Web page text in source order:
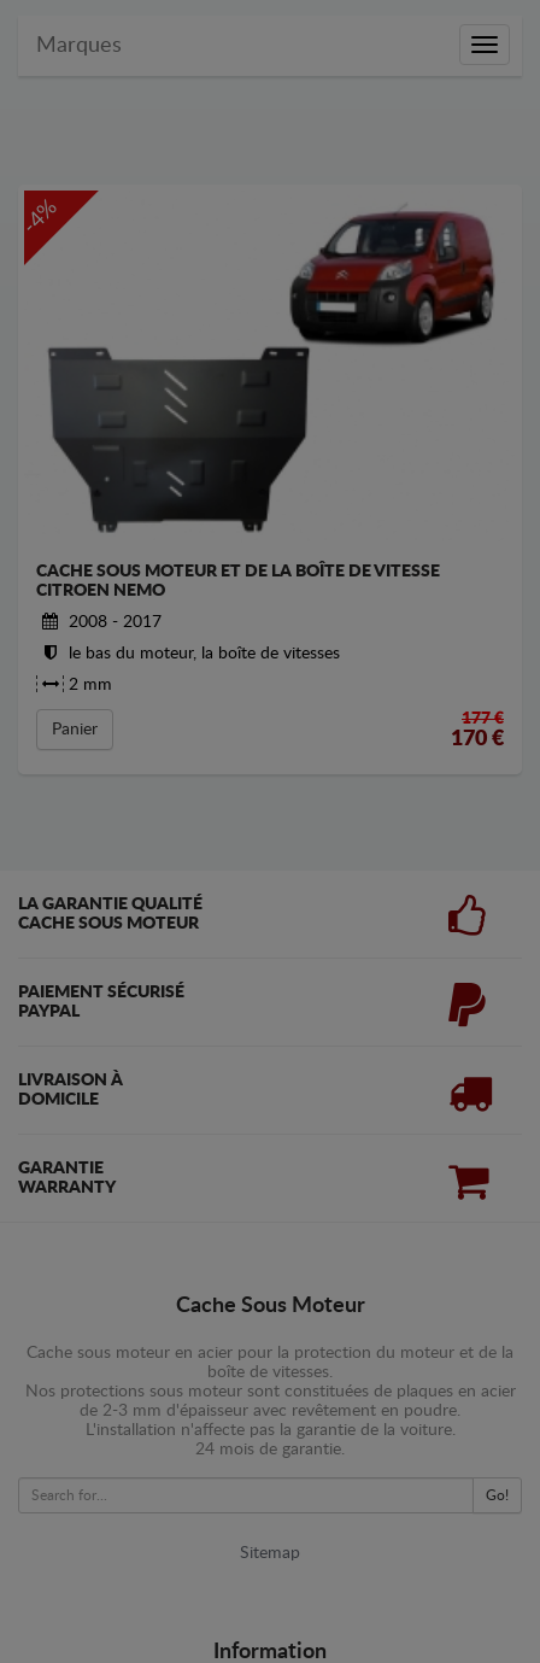
Marques
-4%
CACHE SOUS MOTEUR ET DE LA BOÎTE DE VITESSE
CITROEN NEMO
2008 - 2017
le bas du moteur, la boîte de vitesses
2 mm
Panier
177 €
170 €
LA GARANTIE QUALITÉ
CACHE SOUS MOTEUR
PAIEMENT SÉCURISÉ
PAYPAL
LIVRAISON À
DOMICILE
GARANTIE
WARRANTY
Cache Sous Moteur
Cache sous moteur en acier pour la protection du moteur et de la
boîte de vitesses.
Nos protections sous moteur sont constituées de plaques en acier
de 2-3 mm d'épaisseur avec revêtement en poudre.
L'installation n'affecte pas la garantie de la voiture.
24 mois de garantie.
Go!
Sitemap
Information